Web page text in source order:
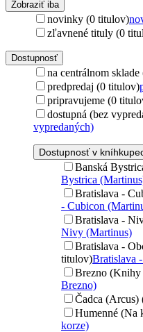
Zobraziť iba
novinky (0 titulov)
zľavnené tituly (0
Dostupnosť
na centrálnom
predpredaj (0 titulov)
pripravujeme (0
dostupná (bez
vypredaných)
Dostupnosť v
Banská
Bystrica
Bratislava -
- Cubicon
Bratislava -
Nivy (Martinus)
Bratislava -
titulov)Bratislava
Brezno
Brezno)
Čadca (Arcus)
Humenné (Na
korze)